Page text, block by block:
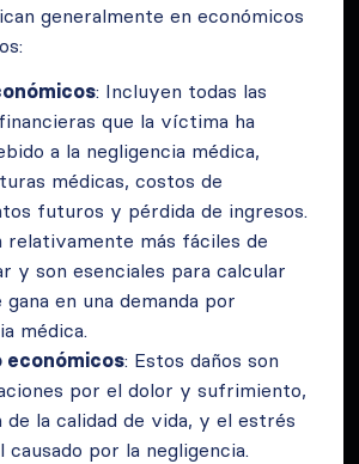
generalmente en económicos
: Incluyen todas las
que la víctima ha
a la negligencia médica,
médicas, costos de
futuros y pérdida de ingresos.
relativamente más fáciles de
y son esenciales para calcular
en una demanda por
médica.
económicos: Estos daños son
por el dolor y sufrimiento,
de la calidad de vida, y el estrés
causado por la negligencia.